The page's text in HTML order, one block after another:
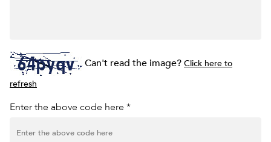
Can't read the image?Click here to
refresh
Enter the above code here *